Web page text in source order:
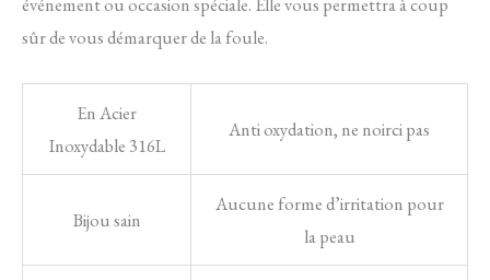
événement ou occasion spéciale. Elle vous permettra à coup
sûr de vous démarquer de la foule.
En Acier
Inoxydable 316L
Anti oxydation, ne noirci pas
Bijou sain
Aucune forme d’irritation pour
la peau